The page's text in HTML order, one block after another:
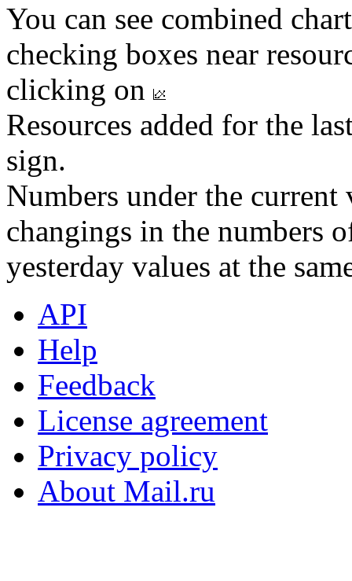
You can see combined
checking boxes near
clicking on
Resources added for the
sign.
Numbers under the
changings in the numbers
yesterday values at the
API
Help
Feedback
License agreement
Privacy policy
About Mail.ru